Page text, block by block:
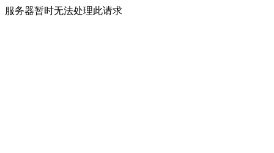
服务器暂时无法处理此请求